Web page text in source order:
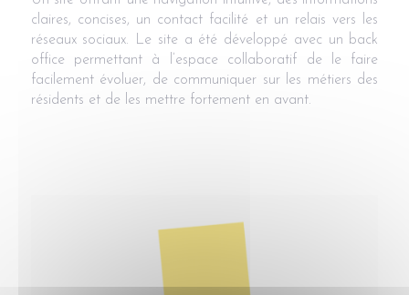
claires, concises, un contact facilité et un relais vers les
réseaux sociaux. Le site a été développé avec un back
office permettant à l’espace collaboratif de le faire
facilement évoluer, de communiquer sur les métiers des
résidents et de les mettre fortement en avant.